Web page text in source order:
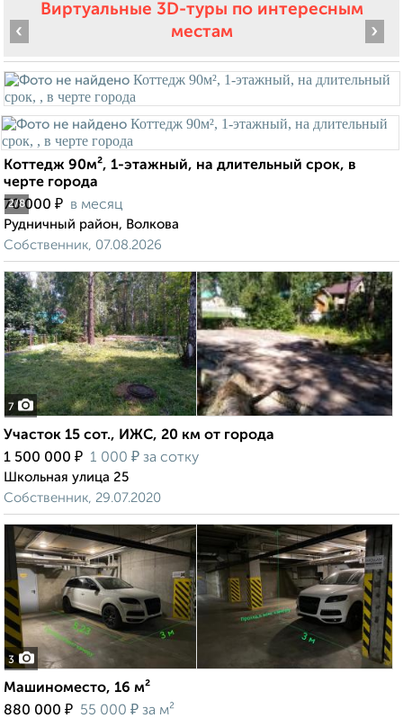
Виртуальные 3D-туры по интересным
местам
2/8
‹ ›
Коттедж 90м², 1-этажный, на длительный срок, в
черте города
70 000 ₽ в месяц
Рудничный район, Волкова
Собственник, 07.08.2026
7
Участок 15 сот., ИЖС, 20 км от города
1 500 000 ₽ 1 000 ₽ за сотку
Школьная улица 25
Собственник, 29.07.2020
3
Машиноместо, 16 м²
880 000 ₽ 55 000 ₽ за м²